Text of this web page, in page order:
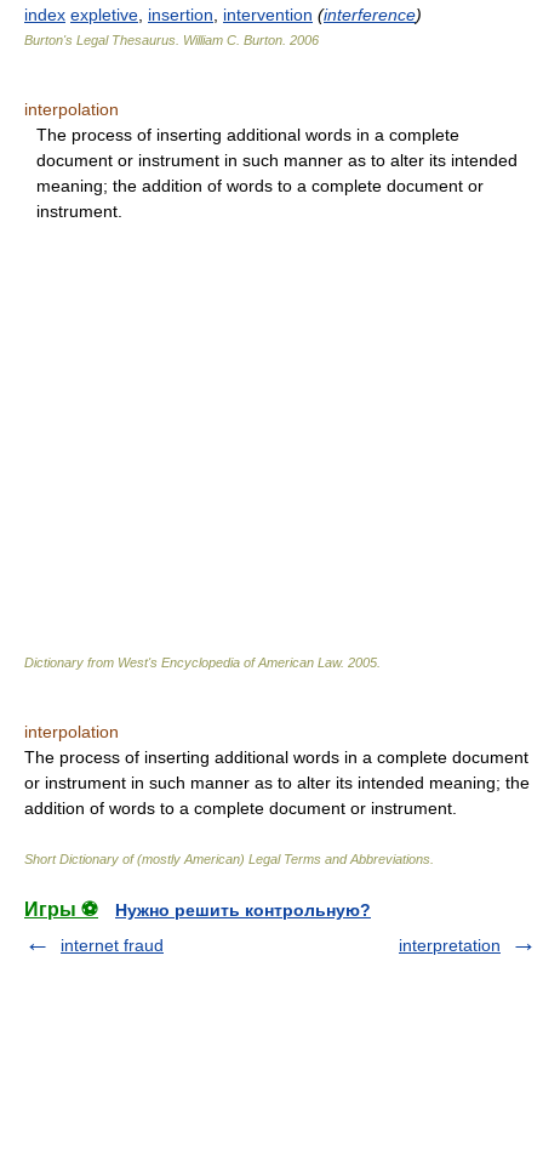
index expletive insertion intervention (interference)
Burton's Legal Thesaurus. William C. Burton 2006
interpolation
The process of inserting additional words in a complete
document or instrument in such manner as to alter its intended
meaning; the addition of words to a complete document or
instrument.
Dictionary from West's Encyclopedia of American Law. 2005
interpolation
The process of inserting additional words in a complete document
or instrument in such manner as to alter its intended meaning; the
addition of words to a complete document or instrument.
Short Dictionary of (mostly American) Legal Terms and Abbreviations.
Игры ⚽
Нужно решить контрольную?
internet fraud
interpretation